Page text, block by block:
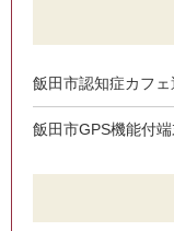
飯田市認知症カフ
飯田市GPS機能付